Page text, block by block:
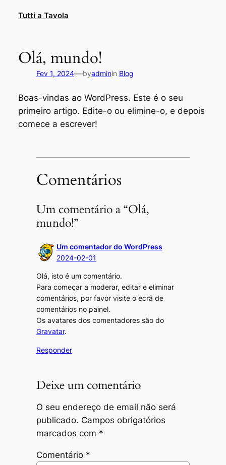
Tutti a Tavola
Olá, mundo!
Fev 1, 2024—byadminin Blog
Boas-vindas ao WordPress. Este é o seu
primeiro artigo. Edite-o ou elimine-o, e depois
comece a escrever!
Comentários
Um comentário a “Olá,
mundo!”
Um comentador do WordPress
2024-02-01
Olá, isto é um comentário.
Para começar a moderar, editar e eliminar
comentários, por favor visite o ecrã de
comentários no painel.
Os avatares dos comentadores são do
Gravatar.
Responder
Deixe um comentário
O seu endereço de email não será
publicado. Campos obrigatórios
marcados com *
Comentário *